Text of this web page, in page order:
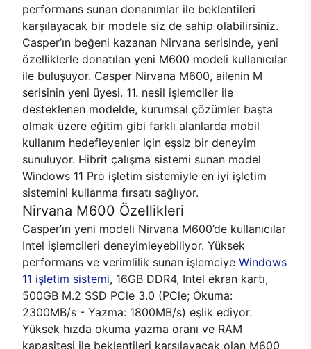
performans sunan donanımlar ile beklentileri
karşılayacak bir modele siz de sahip olabilirsiniz.
Casper’ın beğeni kazanan Nirvana serisinde, yeni
özelliklerle donatılan yeni M600 modeli kullanıcılar
ile buluşuyor. Casper Nirvana M600, ailenin M
serisinin yeni üyesi. 11. nesil işlemciler ile
desteklenen modelde, kurumsal çözümler başta
olmak üzere eğitim gibi farklı alanlarda mobil
kullanım hedefleyenler için eşsiz bir deneyim
sunuluyor. Hibrit çalışma sistemi sunan model
Windows 11 Pro işletim sistemiyle en iyi işletim
sistemini kullanma fırsatı sağlıyor.
Nirvana M600 Özellikleri
Casper’ın yeni modeli Nirvana M600’de kullanıcılar
Intel işlemcileri deneyimleyebiliyor. Yüksek
performans ve verimlilik sunan işlemciye Windows
11 işletim sistemi, 16GB DDR4, Intel ekran kartı,
500GB M.2 SSD PCle 3.0 (PCle; Okuma:
2300MB/s - Yazma: 1800MB/s) eşlik ediyor.
Yüksek hızda okuma yazma oranı ve RAM
kapasitesi ile beklentileri karşılayacak olan M600